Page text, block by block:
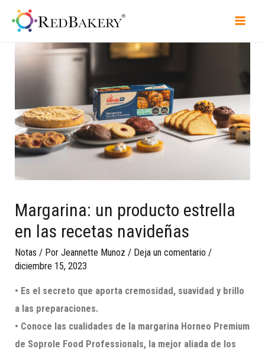
Margarina: un producto estrella
en las recetas navideñas
Notas / PorJeannette Munoz / Deja un comentario /
diciembre 15, 2023
• Es el secreto que aporta cremosidad, suavidad y brillo
a las preparaciones.
• Conoce las cualidades de la margarina Horneo Premium
de Soprole Food Professionals, la mejor aliada de los